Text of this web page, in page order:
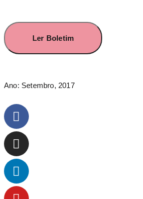
Ler Boletim
Ano: Setembro, 2017